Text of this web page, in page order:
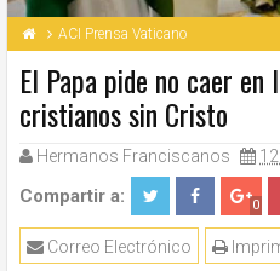
ACI Prensa Vaticano
El Papa pide no caer
cristianos sin Cristo
Hermanos Franciscanos
Compartir a: 0
Correo Electrónico